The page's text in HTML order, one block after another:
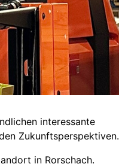
interessante
Zukunftsperspektiven.
in Rorschach.